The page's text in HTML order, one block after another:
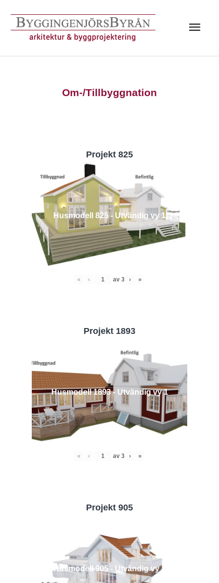
innehåll
Om-/Tillbyggnation
Projekt 825
Husmodell 825 - Utvändig vy 1
« ‹ av 3 › »
Projekt 1893
Husmodell 1893 - Utvändig vy 1
« ‹ av 3 › »
Projekt 905
Husmodell 905 - Utvändig vy 1